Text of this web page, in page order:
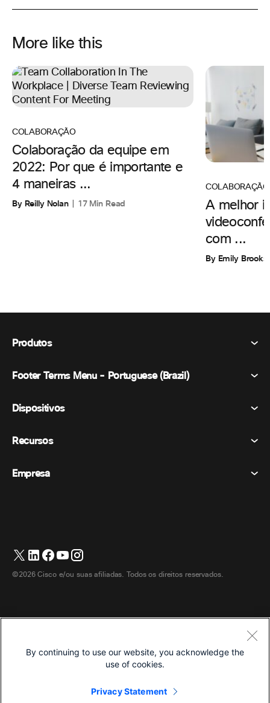
More like this
COLABORAÇÃO
Colaboração da equipe em
2022: Por que é importante e
4 maneiras ...
By Reilly Nolan 17 Min Read
COLABORAÇÃO
A melhor
com ...
By Emily Brooks
Produtos
Webex Suite
Mensagens
Eventos
Quadro branco
Footer Terms Menu - Portuguese (Brazil)
Termos e Condições
Marcas registradas
English (Inglês)
日本語 (Japonês)
Dispositivos
Dispositivos de sala
Fones de ouvido
Recursos
Preços
Empresa
Entre em contato com o suporte
Contato de vendas
©2026 Cisco e/ou suas afiliadas. Todos os direitos reservados.
Declaração de Privacidade
By continuing to use our website, you acknowledge the
use of cookies.
Privacy Statement